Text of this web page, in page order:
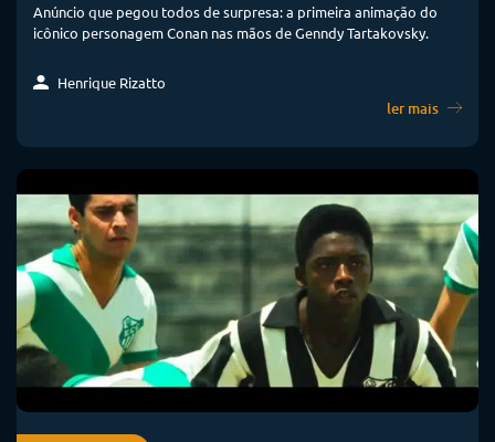
Anúncio que pegou todos de surpresa: a primeira animação do
icônico personagem Conan nas mãos de Genndy Tartakovsky.
Henrique Rizatto
ler mais